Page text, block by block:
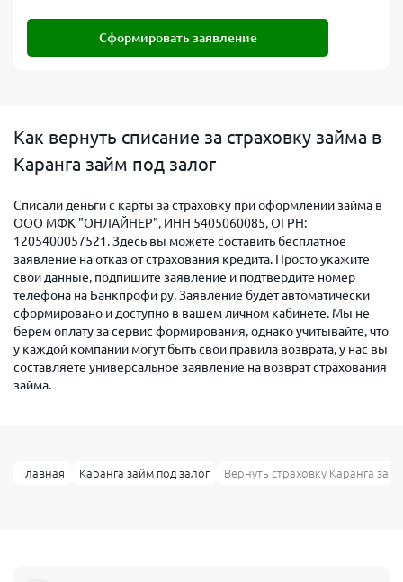
Сформировать заявление
Как вернуть списание за страховку займа в
Каранга займ под залог
Списали деньги с карты за страховку при оформлении займа в
ООО МФК "ОНЛАЙНЕР", ИНН 5405060085, ОГРН:
1205400057521. Здесь вы можете составить бесплатное
заявление на отказ от страхования кредита. Просто укажите
свои данные, подпишите заявление и подтвердите номер
телефона на Банкпрофи ру. Заявление будет автоматически
сформировано и доступно в вашем личном кабинете. Мы не
берем оплату за сервис формирования, однако учитывайте, что
у каждой компании могут быть свои правила возврата, у нас вы
составляете универсальное заявление на возврат страхования
займа.
Главная Каранга займ под залог Вернуть страховку Каранга